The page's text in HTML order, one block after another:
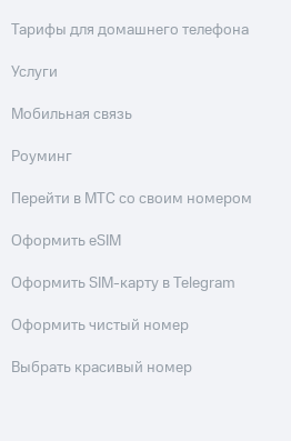
Тарифы для домашнего телефона
Услуги
Мобильная связь
Роуминг
Перейти в МТС со своим номером
Оформить eSIM
Оформить SIM-карту в Telegram
Оформить чистый номер
Выбрать красивый номер